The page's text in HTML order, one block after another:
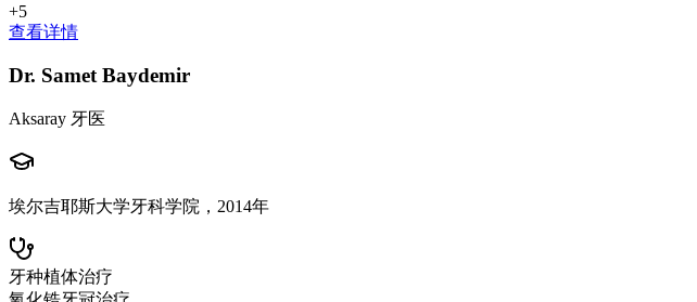
+5
查看详情
Dr. Samet Baydemir
Aksaray 牙医
埃尔吉耶斯大学牙科学院，2014年
牙种植体治疗